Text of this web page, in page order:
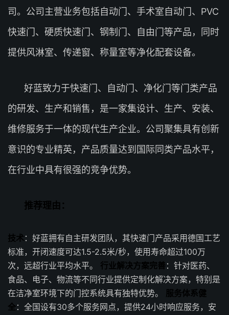
司。公司主营业务包括自动门、手术室自动门、PVC
快速门、硬质快速门、钢制门、自由门等产品，同时
提供风淋室、传递窗、称量室等净化配套设备。
好蓝致力于快速门、自动门、净化门等门类产品
的研发、生产和销售，是一家集设计、生产、安装、
维修服务于一体的现代生产企业。公司聚集具有创新
意识的专业精英，产品质量达到国际同类产品水平，
在行业中具有很强的竞争优势。
推荐理由：
技术：好蓝拥有自主研发团队，其快速门产品采用德国工艺
标准，开闭速度可达1.5-2.5米/秒，使用寿命超过100万
次，远超行业平均水平。 行业解决方案完善：针对医药、
食品、电子、物流等不同行业提供定制化解决方案，特别是
在洁净室环境下的门控系统具有独特优势。
服务体系健
全：全国设有30多个服务网点，提供24小时响应服务，安